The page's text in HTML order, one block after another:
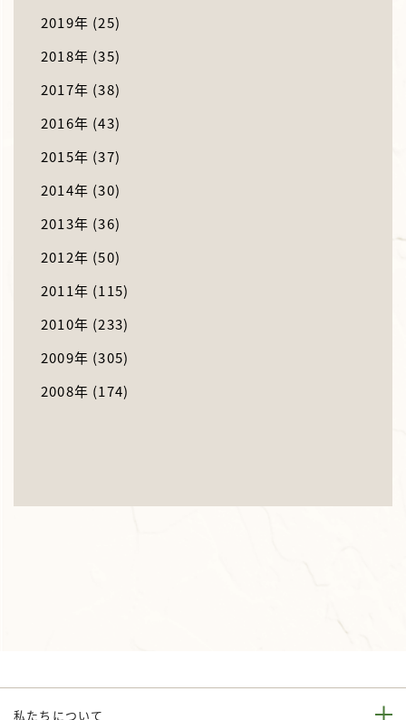
2019年 (25)
2018年 (35)
2017年 (38)
2016年 (43)
2015年 (37)
2014年 (30)
2013年 (36)
2012年 (50)
2011年 (115)
2010年 (233)
2009年 (305)
2008年 (174)
私たちについて